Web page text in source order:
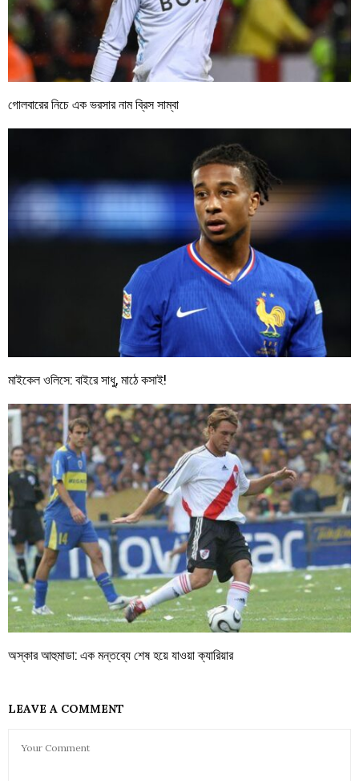
গোলবারের নিচে এক ভরসার নাম ব্রিস সাম্বা
মাইকেল ওলিসে: বাইরে সাধু, মাঠে কসাই!
অস্কার আহুমাডা: এক মন্তব্যে শেষ হয়ে যাওয়া ক্যারিয়ার
LEAVE A COMMENT